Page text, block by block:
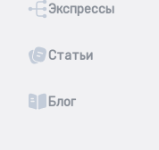
Экспрессы
Статьи
Блог